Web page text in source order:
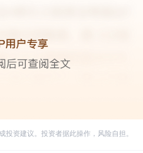
资建议。投资者据此操作，风险自担。